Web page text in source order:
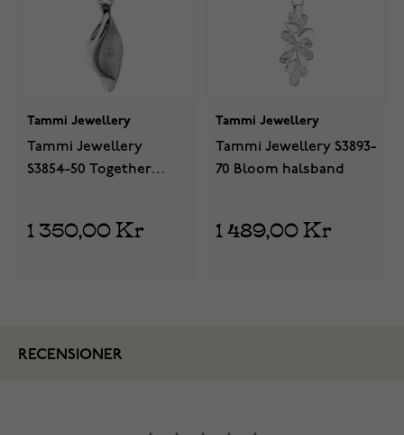
Tammi Jewellery
Tammi Jewellery
S3854-50 Together
1 350,00 Kr
Tammi Jewellery
Tammi Jewellery S3893-
70 Bloom halsband
1 489,00 Kr
RECENSIONER